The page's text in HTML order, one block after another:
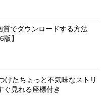
質でダウンロードする方法
】
けたちょっと不気味なストリ
ぐ見れる座標付き